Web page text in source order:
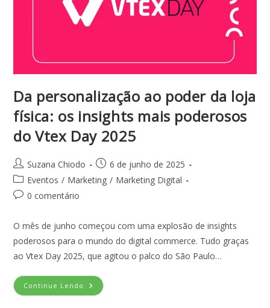
Da personalização ao poder da loja
física: os insights mais poderosos
do Vtex Day 2025
Suzana Chiodo
6 de junho de 2025
Eventos / Marketing / Marketing Digital
0 comentário
O mês de junho começou com uma explosão de insights
poderosos para o mundo do digital commerce. Tudo graças
ao Vtex Day 2025, que agitou o palco do São Paulo…
Continue Lendo